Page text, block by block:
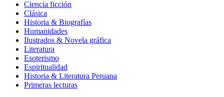
Ciencia ficción
Clásica
Historia & Biografías
Humanidades
Ilustrados & Novela gráfica
Literatura
Esoterismo
Espiritualidad
Historia & Literatura Peruana
Primeras lecturas